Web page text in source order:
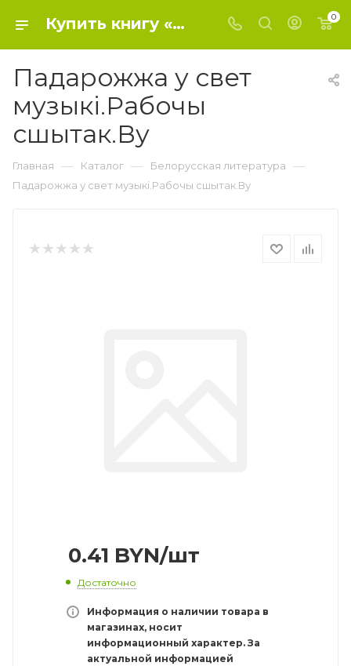
Купить книгу «Падарожжа у свет музыкi.Рабочы сшытак.Ву» 0, "Падарожжа у свет музыкi. - Белорусская литература 0
Падарожжа у свет
музыкi.Рабочы
сшытак.Ву
Главная — Каталог — Белорусская литература —
Падарожжа у свет музыкi.Рабочы сшытак.Ву
0.41 BYN/шт
Достаточно
Информация о наличии товара в
магазинах, носит
информационный характер. За
актуальной информацией